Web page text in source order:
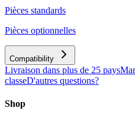
Pièces standards
Pièces optionnelles
Compatibility
Livraison dans plus de 25 pays
classeD'autres questions?
Shop